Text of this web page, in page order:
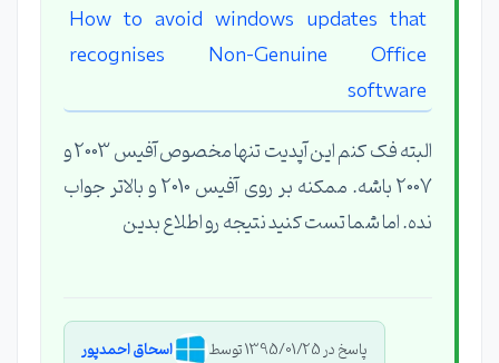
How to avoid windows updates that
recognises Non-Genuine Office
software
البته فک کنم این آپدیت تنها مخصوص آفیس 2003 و
2007 باشه. ممکنه بر روی آفیس 2010 و بالاتر جواب
نده. اما شما تست کنید نتیجه رو اطلاع بدین
پاسخ در 1395/01/25 توسط اسحاق احمدپور